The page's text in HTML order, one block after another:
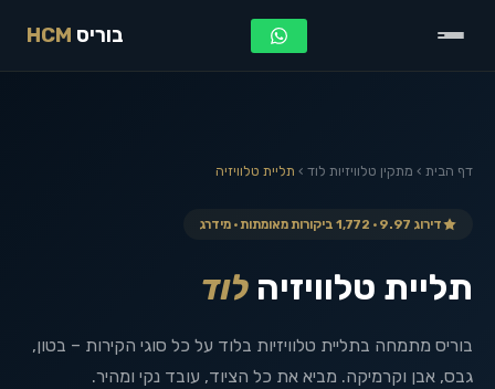
בוריס HCM
דף הבית › מתקין טלוויזיות לוד › תליית טלוויזיה
דירוג 9.97 · 1,772 ביקורות מאומתות · מידרג
תליית טלוויזיה לוד
בוריס מתמחה בתליית טלוויזיות בלוד על כל סוגי הקירות – בטון,
גבס, אבן וקרמיקה. מביא את כל הציוד, עובד נקי ומהיר.